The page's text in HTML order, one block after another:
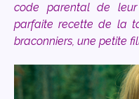
code parental de
parfaite recette de la
braconniers, une petite